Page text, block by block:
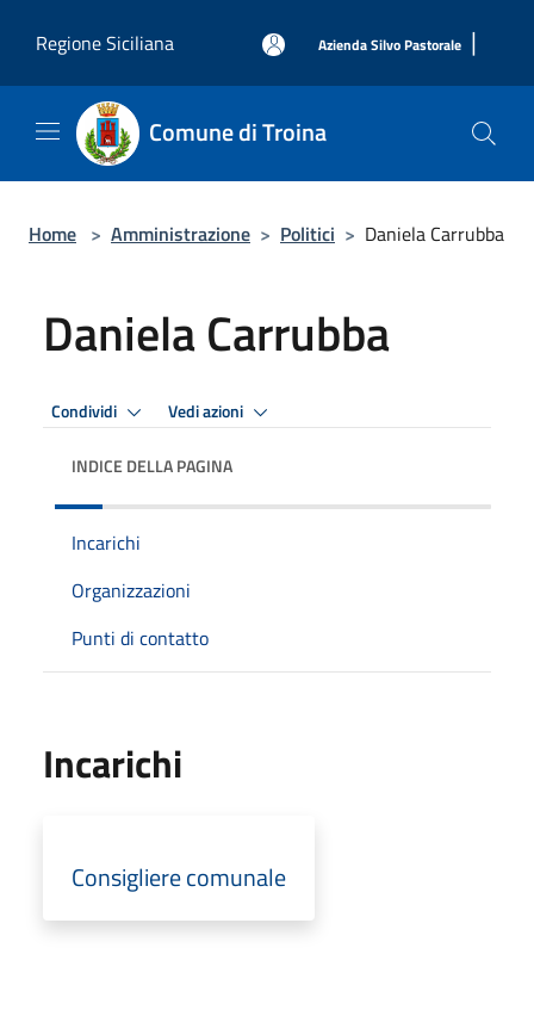
Regione Siciliana
Azienda Silvo Pastorale |
Comune di Troina
Home > Amministrazione > Politici > Daniela Carrubba
Daniela Carrubba
Condividi Vedi azioni
INDICE DELLA PAGINA
Incarichi
Organizzazioni
Punti di contatto
Incarichi
Consigliere comunale